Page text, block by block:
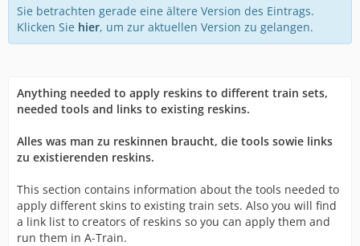
Sie betrachten gerade eine ältere Version des Eintrags.
Klicken Sie hier, um zur aktuellen Version zu gelangen.
Anything needed to apply reskins to different train sets,
needed tools and links to existing reskins.
Alles was man zu reskinnen braucht, die tools sowie links
zu existierenden reskins.
This section contains information about the tools needed to
apply different skins to existing train sets. Also you will find
a link list to creators of reskins so you can apply them and
run them in A-Train.